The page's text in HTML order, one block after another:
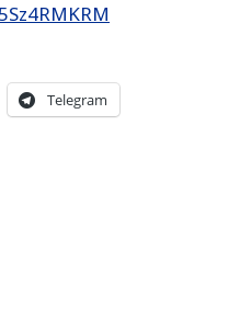
Telegram